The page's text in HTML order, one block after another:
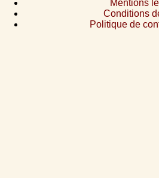
Mentions
Conditions
Politique de